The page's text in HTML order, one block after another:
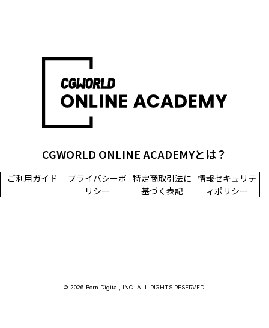
CGWORLD ONLINE ACADEMYとは？
ご利用ガイド
プライバシーポ
リシー
特定商取引法に
基づく表記
情報セキュリテ
ィポリシー
© 2026 Born Digital, INC. ALL RIGHTS RESERVED.